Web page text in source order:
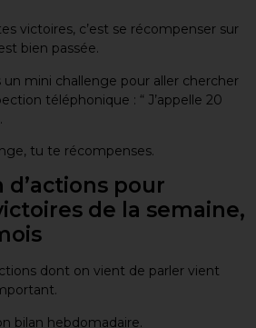
victoires, c’est se récompenser sur
bien passée.
mini challenge pour aller chercher
téléphonique : “ J’appelle 20
tu te récompenses.
d’actions pour
de la semaine,
dont on vient de parler vient
bilan hebdomadaire.